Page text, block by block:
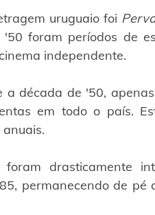
uruguaio foi
foram períodos de
independente.
a década de '50,
em todo o país.
drasticamente
permanecendo de pé